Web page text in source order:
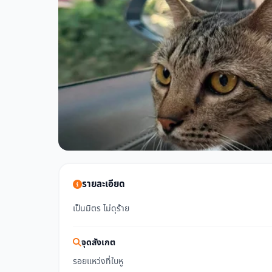
รายละเอียด
เป็นมิตร ไม่ดุร้าย
จุดสังเกต
รอยแหว่งที่ใบหู